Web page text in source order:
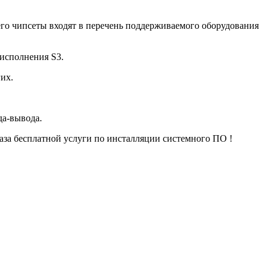
входят в перечень поддерживаемого оборудования
S3.
вывода.
бесплатной услуги по инсталляции системного ПО !